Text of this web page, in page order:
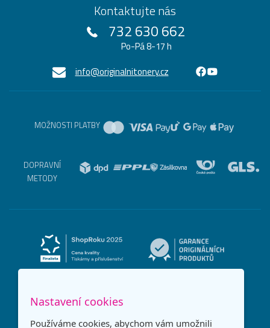
Kontaktujte nás
732 630 662
Po-Pá 8-17 h
info@originalnitonery.cz
MOŽNOSTI PLATBY
DOPRAVNÍ
METODY
Nastavení cookies
Používáme cookies, abychom vám umožnili